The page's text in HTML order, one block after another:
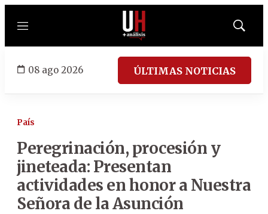
Menú
Mostrar
08 ago 2026 ÚLTIMAS NOTICIAS
País
Peregrinación, procesión y
jineteada: Presentan
actividades en honor a Nuestra
Señora de la Asunción